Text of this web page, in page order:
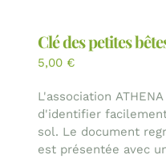
Clé des petites
5,00 €
L'association
d'identifier
sol. Le document
est présentée avec